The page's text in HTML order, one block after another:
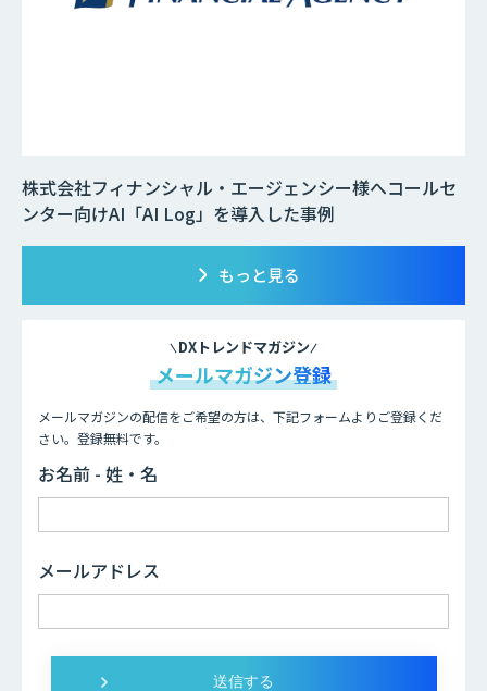
株式会社フィナンシャル・エージェンシー様へコールセ
ンター向けAI「AI Log」を導入した事例
もっと見る
DXトレンドマガジン
メールマガジン登録
メールマガジンの配信をご希望の方は、下記フォームよりご登録くだ
さい。登録無料です。
お名前 - 姓・名
メールアドレス